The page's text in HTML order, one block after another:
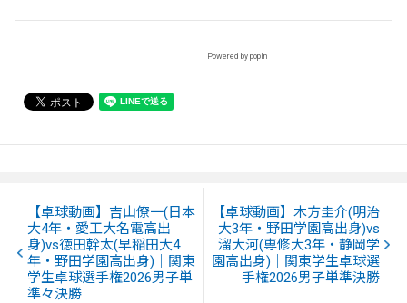
Powered by popIn
【卓球動画】吉山僚一(日本
大4年・愛工大名電高出
身)vs徳田幹太(早稲田大4
年・野田学園高出身)｜関東
学生卓球選手権2026男子単
準々決勝
【卓球動画】木方圭介(明治
大3年・野田学園高出身)vs
溜大河(専修大3年・静岡学
園高出身)｜関東学生卓球選
手権2026男子単準決勝